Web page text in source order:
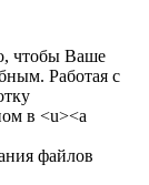
чтобы Ваше
Работая с
в <u><a
файлов